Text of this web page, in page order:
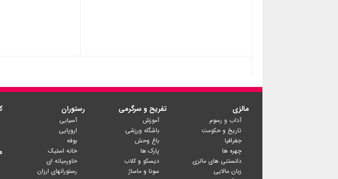
مالزی
آداب و رسوم
تاریخ و حکومت
جغرافیا
چهره ها
دانستنی های مالزی
زبان مالایی
تفریح و سرگرمی
آموزش
باشگاه ورزشی
باغ وحش
پارک ها
دیسکو و کلاب
سونا و ماساژ
رستوران
آسیایی
اروپایی
بوفه
خانه استیک
خاورمیانه ای
رستورانهای ارزان